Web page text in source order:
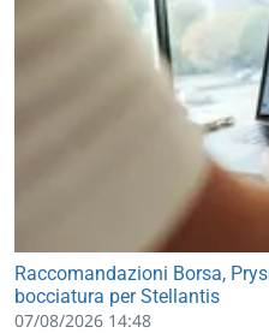
Raccomandazioni Borsa,
bocciatura per Stellantis
07/08/2026 14:48